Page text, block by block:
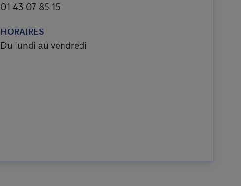
01 43 07 85 15
HORAIRES
Du lundi au vendredi